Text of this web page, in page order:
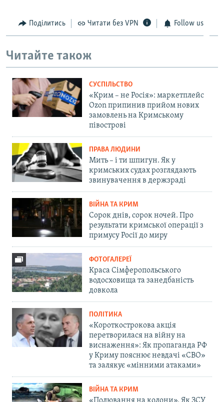
Поділитись Читати без VPN Follow us
Читайте також
СУСПІЛЬСТВО
«Крим – не Росія»: маркетплейс
Ozon припинив прийом нових
замовлень на Кримському
півострові
ПРАВА ЛЮДИНИ
Мить – і ти шпигун. Як у
кримських судах розглядають
звинувачення в держзраді
ВІЙНА ТА КРИМ
Сорок днів, сорок ночей. Про
результати кримської операції з
примусу Росії до миру
ФОТОГАЛЕРЕЇ
Краса Сімферопольського
водосховища та занедбаність
довкола
ПОЛІТИКА
«Короткострокова акція
перетворилася на війну на
виснаження»: Як пропаганда РФ
у Криму пояснює невдачі «СВО»
та залякує «мінними атаками»
ВІЙНА ТА КРИМ
«Полювання на колони». Як ЗСУ